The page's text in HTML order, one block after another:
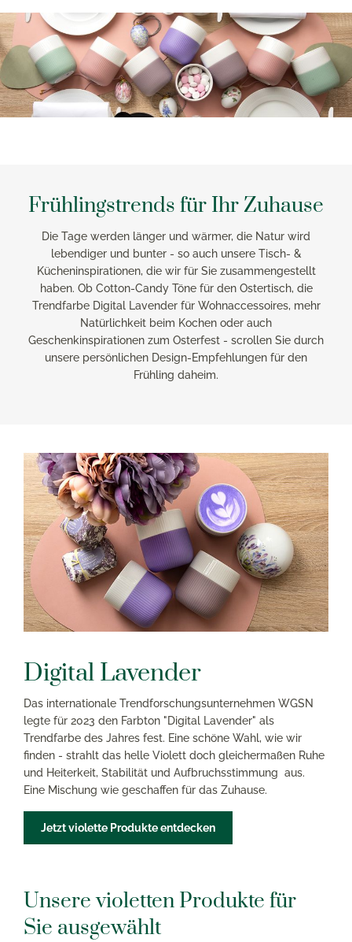
Frühlingstrends für Ihr Zuhause
Die Tage werden länger und wärmer, die Natur wird
lebendiger und bunter - so auch unsere Tisch- &
Kücheninspirationen, die wir für Sie zusammengestellt
haben. Ob Cotton-Candy Töne für den Ostertisch, die
Trendfarbe Digital Lavender für Wohnaccessoires, mehr
Natürlichkeit beim Kochen oder auch
Geschenkinspirationen zum Osterfest - scrollen Sie durch
unsere persönlichen Design-Empfehlungen für den
Frühling daheim.
Digital Lavender
Das internationale Trendforschungsunternehmen WGSN
legte für 2023 den Farbton "Digital Lavender" als
Trendfarbe des Jahres fest. Eine schöne Wahl, wie wir
finden - strahlt das helle Violett doch gleichermaßen Ruhe
und Heiterkeit, Stabilität und Aufbruchsstimmung aus.
Eine Mischung wie geschaffen für das Zuhause.
Jetzt violette Produkte entdecken
Unsere violetten Produkte für
Sie ausgewählt